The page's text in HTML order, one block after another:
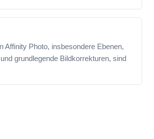
Affinity Photo, insbesondere Ebenen,
grundlegende Bildkorrekturen, sind